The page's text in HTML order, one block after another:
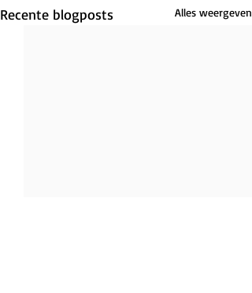
Recente blogposts Alles weergeven